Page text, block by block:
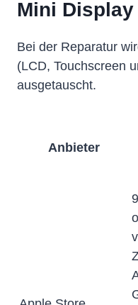
Mini
Bei der Reparatur
(LCD, Touchscreen
ausgetauscht.
Anbieter